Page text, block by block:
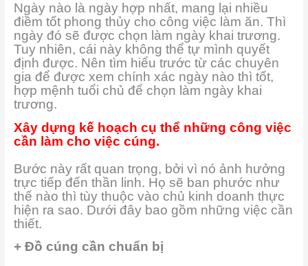
Ngày nào là ngày hợp nhất, mang lại nhiều
điềm tốt phong thủy cho công việc làm ăn. Thì
ngày đó sẽ được chọn làm ngày khai trương.
Tuy nhiên, cái này không thể tự mình quyết
định được. Nên tìm hiểu trước từ các chuyên
gia để được xem chính xác ngày nào thì tốt,
hợp mệnh tuổi chủ để chọn làm ngày khai
trương.
Xây dựng kế hoạch cụ thể những công việc
cần làm cho việc cúng.
Bước này rất quan trọng, bởi vì nó ảnh hưởng
trực tiếp đến thần linh. Họ sẽ ban phước như
thế nào thì tùy thuộc vào chủ kinh doanh thực
hiện ra sao. Dưới đây bao gồm những việc cần
thiết.
+ Đồ cúng cần chuẩn bị